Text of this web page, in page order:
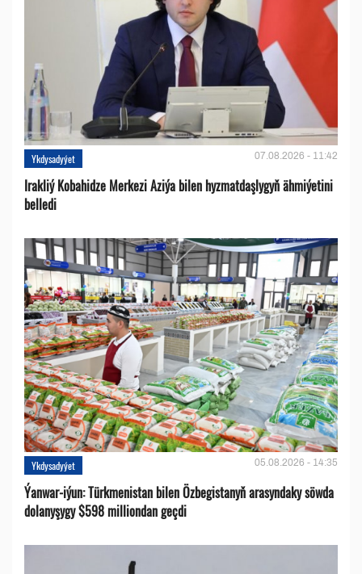
Ykdysadyýet 07.08.2026 - 11:42
Irakliý Kobahidze Merkezi Aziýa bilen hyzmatdaşlygyň ähmiýetini
belledi
Ykdysadyýet 05.08.2026 - 14:35
Ýanwar-iýun: Türkmenistan bilen Özbegistanyň arasyndaky söwda
dolanyşygy $598 milliondan geçdi